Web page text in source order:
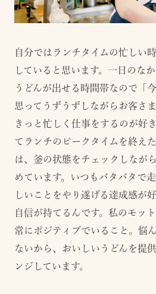
自分ではランチタイムの忙しい
していると思います。一日のな
うどんが出せる時間帯なので「
思ってうずうずしながらお客さ
きっと忙しく仕事をするのが好
てランチのピークタイムを終え
は、釜の状態をチェックしなが
めています。いつもバタバタで
しいことをやり遂げる達成感が
自信が持てるんです。私のモッ
常にポジティブでいること。悩
ないから、おいしいうどんを提
ンジしています。